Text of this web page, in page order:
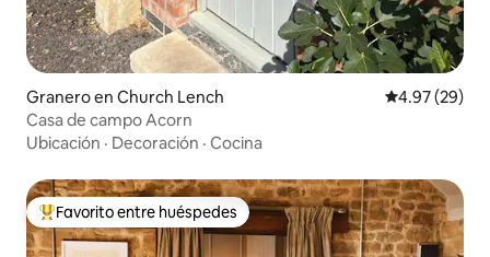
Granero en Church Lench Calificación
4.97 (29)
Casa de campo Acorn
Ubicación · Decoración · Cocina
Favorito entre huéspedes preferido
Favorito entre huéspedes